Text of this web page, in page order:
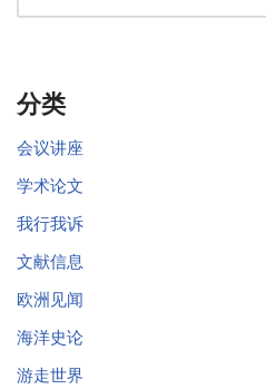
分类
会议讲座
学术论文
我行我诉
文献信息
欧洲见闻
海洋史论
游走世界